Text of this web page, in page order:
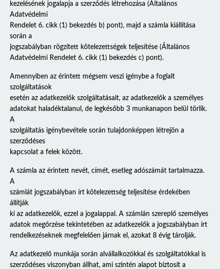
kezelésének jogalapja a szerződés létrehozása (Általános
Adatvédelmi
Rendelet 6. cikk (1) bekezdés b) pont), majd a számla kiállítása
során a
jogszabályban rögzített kötelezettségek teljesítése (Általános
Adatvédelmi Rendelet 6. cikk (1) bekezdés c) pont).
Amennyiben az érintett mégsem veszi igénybe a foglalt
szolgáltatások
esetén az adatkezelők szolgáltatásait, az adatkezelők a személyes
adatokat haladéktalanul, de legkésőbb 3 munkanapon belül törlik.
A
szolgáltatás igénybevétele során tulajdonképpen létrejön a
szerződéses
kapcsolat a felek között.
A számla az érintett nevét, címét, esetleg adószámát tartalmazza.
A
számlát jogszabályban írt kötelezettség teljesítése érdekében
állítják
ki az adatkezelők, ezzel a jogalappal. A számlán szereplő személyes
adatok megőrzése tekintetében az adatkezelők a jogszabályban írt
rendelkezéseknek megfelelően járnak el, azokat 8 évig tárolják.
Az adatkezelő munkája során alvállalkozókkal és szolgáltatókkal is
szerződéses viszonyban állhat, ami szintén alapot biztosít a